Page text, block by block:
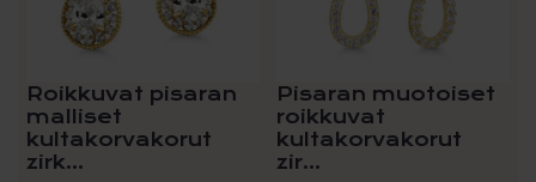
Roikkuvat pisaran
malliset
kultakorvakorut
zirk...
Pisaran muotoiset
roikkuvat
kultakorvakorut
zir...